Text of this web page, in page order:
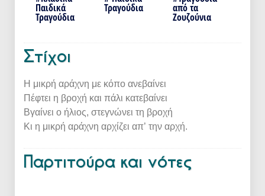
Παιδικά
Τραγούδια
Τραγούδια από τα
Ζουζούνια
Στίχοι
Η μικρή αράχνη με κόπο ανεβαίνει
Πέφτει η βροχή και πάλι κατεβαίνει
Βγαίνει ο ήλιος, στεγνώνει τη βροχή
Κι η μικρή αράχνη αρχίζει απ’ την αρχή.
Παρτιτούρα και νότες